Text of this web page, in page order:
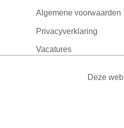
Algemene voorwaarden
Privacyverklaring
Vacatures
Deze